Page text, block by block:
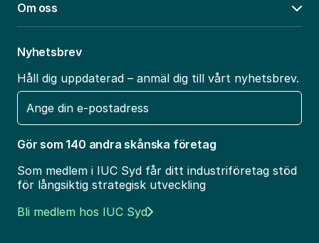
Om oss
Nyhetsbrev
Håll dig uppdaterad – anmäl dig till vårt nyhetsbrev.
E-
post
Gör som 140 andra skånska företag
Som medlem i IUC Syd får ditt industriföretag stöd
för långsiktig strategisk utveckling
Bli medlem hos IUC Syd